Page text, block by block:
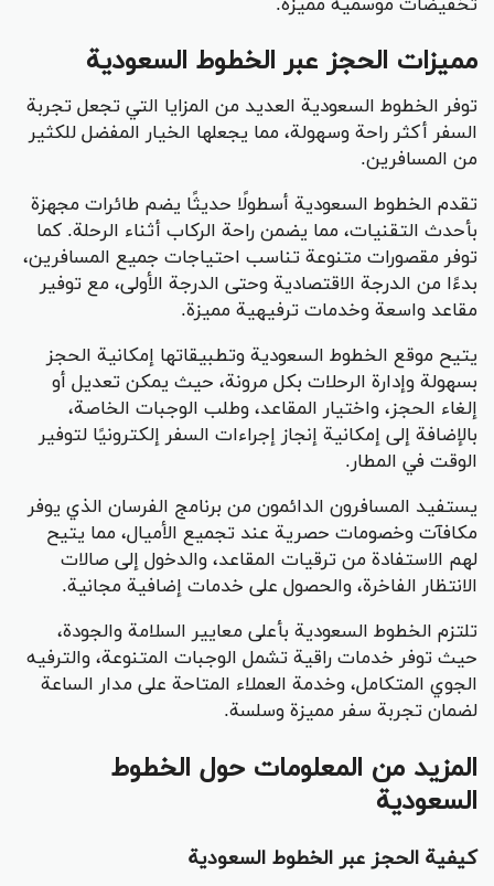
مميزات الحجز عبر الخطوط السعودية
توفر الخطوط السعودية العديد من المزايا التي تجعل تجربة
السفر أكثر راحة وسهولة، مما يجعلها الخيار المفضل للكثير
من المسافرين.
تقدم الخطوط السعودية أسطولًا حديثًا يضم طائرات مجهزة
بأحدث التقنيات، مما يضمن راحة الركاب أثناء الرحلة. كما
توفر مقصورات متنوعة تناسب احتياجات جميع المسافرين،
بدءًا من الدرجة الاقتصادية وحتى الدرجة الأولى، مع توفير
مقاعد واسعة وخدمات ترفيهية مميزة.
يتيح موقع الخطوط السعودية وتطبيقاتها إمكانية الحجز
بسهولة وإدارة الرحلات بكل مرونة، حيث يمكن تعديل أو
إلغاء الحجز، واختيار المقاعد، وطلب الوجبات الخاصة،
بالإضافة إلى إمكانية إنجاز إجراءات السفر إلكترونيًا لتوفير
الوقت في المطار.
يستفيد المسافرون الدائمون من برنامج الفرسان الذي يوفر
مكافآت وخصومات حصرية عند تجميع الأميال، مما يتيح
لهم الاستفادة من ترقيات المقاعد، والدخول إلى صالات
الانتظار الفاخرة، والحصول على خدمات إضافية مجانية.
تلتزم الخطوط السعودية بأعلى معايير السلامة والجودة،
حيث توفر خدمات راقية تشمل الوجبات المتنوعة، والترفيه
الجوي المتكامل، وخدمة العملاء المتاحة على مدار الساعة
لضمان تجربة سفر مميزة وسلسة.
المزيد من المعلومات حول الخطوط
السعودية
كيفية الحجز عبر الخطوط السعودية